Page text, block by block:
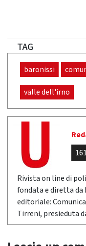
TAG
baronissi
valle dell'irno
Rivista on line di
fondata e diretta
editoriale:
Tirreni, presieduta